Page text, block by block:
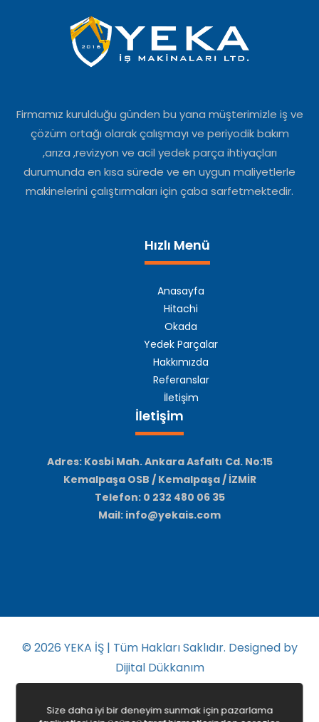
Firmamız kurulduğu günden bu yana müşterimizle iş ve
çözüm ortağı olarak çalışmayı ve periyodik bakım
,arıza ,revizyon ve acil yedek parça ihtiyaçları
durumunda en kısa sürede ve en uygun maliyetlerle
makinelerini çalıştırmaları için çaba sarfetmektedir.
Hızlı Menü
Anasayfa
Hitachi
Okada
Yedek Parçalar
Hakkımızda
Referanslar
İletişim
İletişim
Adres: Kosbi Mah. Ankara Asfaltı Cd. No:15
Kemalpaşa OSB / Kemalpaşa / İZMİR
Telefon: 0 232 480 06 35
Mail: info@yekais.com
© 2026 YEKA İŞ | Tüm Hakları Saklıdır. Designed by
Dijital Dükkanım
Size daha iyi bir deneyim sunmak için pazarlama